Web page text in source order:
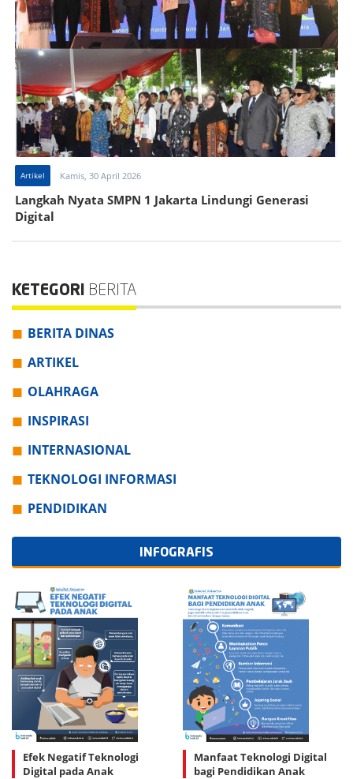
Artikel Kamis, 30 April 2026
Langkah Nyata SMPN 1 Jakarta Lindungi Generasi
Digital
KETEGORI BERITA
BERITA DINAS
ARTIKEL
OLAHRAGA
INSPIRASI
INTERNASIONAL
TEKNOLOGI INFORMASI
PENDIDIKAN
INFOGRAFIS
Efek Negatif Teknologi
Digital pada Anak
Manfaat Teknologi Digital
bagi Pendidikan Anak